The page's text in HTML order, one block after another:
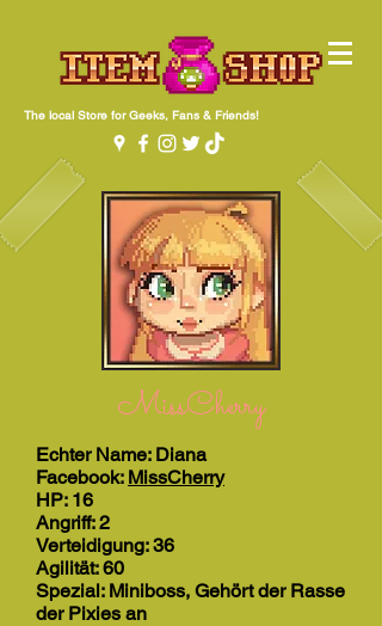
The local Store for Geeks, Fans & Friends!
MissCherry
Echter Name: Diana
Facebook: MissCherry
HP: 16
Angriff: 2
Verteidigung: 36
Agilität: 60
Spezial: Miniboss, Gehört der Rasse
der Pixies an